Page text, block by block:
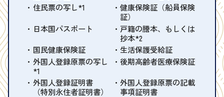
住民票の写し*1
健康保険証（船員保険
証）
日本国パスポート
戸籍の謄本、もしくは
抄本*2
国民健康保険証
生活保護受給証
外国人登録原票の写し
*1
後期高齢者医療保険証
外国人登録証明書
（特別永住者証明書）
外国人登録原票の記載
事項証明書